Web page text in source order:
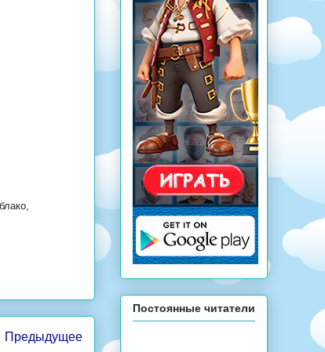
Предыдущее
Постоянные читатели